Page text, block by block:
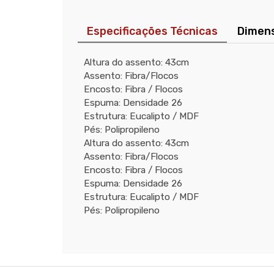
Especificações Técnicas
Altura do assento: 43cm
Assento: Fibra/Flocos
Encosto: Fibra / Flocos
Espuma: Densidade 26
Estrutura: Eucalipto / MDF
Pés: Polipropileno
Altura do assento: 43cm
Assento: Fibra/Flocos
Encosto: Fibra / Flocos
Espuma: Densidade 26
Estrutura: Eucalipto / MDF
Pés: Polipropileno